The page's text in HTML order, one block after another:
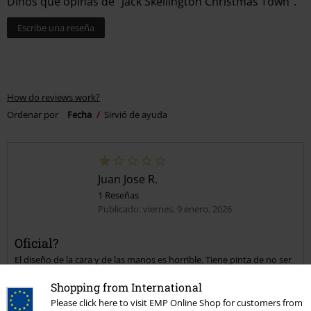
Shopping from International
Please click here to visit EMP Online Shop for customers from
Escribe una reseña
How do reviews work?
Ordenar por
Fecha Sirvió de ayuda
Juan Jose R.
1 Reseñas
Publicado: viernes, 9 enero, 2026
Oficial?
El diseño de la cara y de las manos es horrible. Tiene pinta de no ser